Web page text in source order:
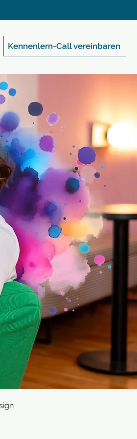
Kennenlern-Call vereinbaren